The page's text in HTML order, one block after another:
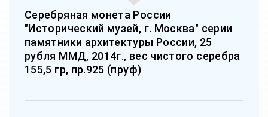
Серебряная монета России
"Исторический музей, г. Москва" серии
памятники архитектуры России, 25
рубля ММД, 2014г., вес чистого серебра
155,5 гр, пр.925 (пруф)